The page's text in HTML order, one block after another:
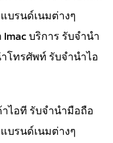
บรนด์เนมต่างๆ
บริการ รับจำนำ
โทรศัพท์ รับจำนำไอ
ไอที รับจำนำมือถือ
บรนด์เนมต่างๆ